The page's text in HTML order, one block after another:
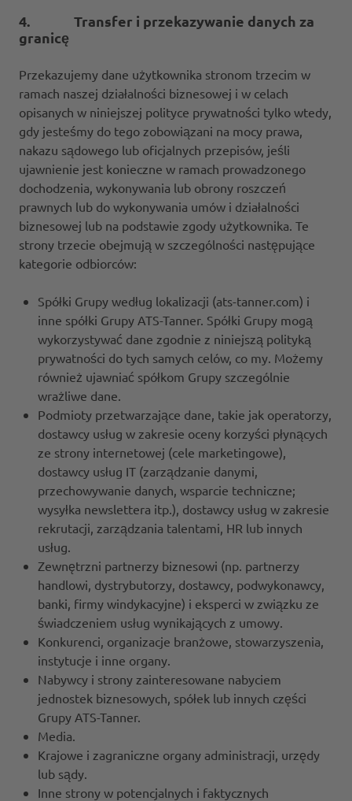
4. Transfer i przekazywanie danych za
granicę
Przekazujemy dane użytkownika stronom trzecim w
ramach naszej działalności biznesowej i w celach
opisanych w niniejszej polityce prywatności tylko wtedy,
gdy jesteśmy do tego zobowiązani na mocy prawa,
nakazu sądowego lub oficjalnych przepisów, jeśli
ujawnienie jest konieczne w ramach prowadzonego
dochodzenia, wykonywania lub obrony roszczeń
prawnych lub do wykonywania umów i działalności
biznesowej lub na podstawie zgody użytkownika. Te
strony trzecie obejmują w szczególności następujące
kategorie odbiorców:
Spółki Grupy według lokalizacji (ats-tanner.com) i
inne spółki Grupy ATS-Tanner. Spółki Grupy mogą
wykorzystywać dane zgodnie z niniejszą polityką
prywatności do tych samych celów, co my. Możemy
również ujawniać spółkom Grupy szczególnie
wrażliwe dane.
Podmioty przetwarzające dane, takie jak operatorzy,
dostawcy usług w zakresie oceny korzyści płynących
ze strony internetowej (cele marketingowe),
dostawcy usług IT (zarządzanie danymi,
przechowywanie danych, wsparcie techniczne;
wysyłka newslettera itp.), dostawcy usług w zakresie
rekrutacji, zarządzania talentami, HR lub innych
usług.
Zewnętrzni partnerzy biznesowi (np. partnerzy
handlowi, dystrybutorzy, dostawcy, podwykonawcy,
banki, firmy windykacyjne) i eksperci w związku ze
świadczeniem usług wynikających z umowy.
Konkurenci, organizacje branżowe, stowarzyszenia,
instytucje i inne organy.
Nabywcy i strony zainteresowane nabyciem
jednostek biznesowych, spółek lub innych części
Grupy ATS-Tanner.
Media.
Krajowe i zagraniczne organy administracji, urzędy
lub sądy.
Inne strony w potencjalnych i faktycznych